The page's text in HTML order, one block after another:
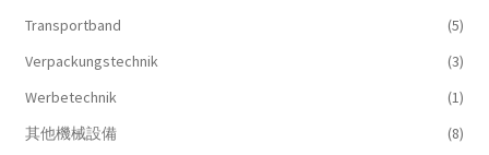
Transportband
(5)
Verpackungstechnik
(3)
Werbetechnik
(1)
其他機械設備
(8)